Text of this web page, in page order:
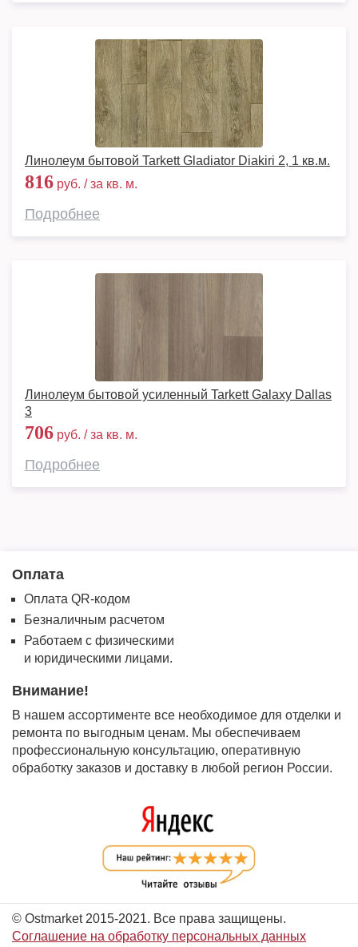
Линолеум бытовой Tarkett Gladiator Diakiri 2, 1 кв.м.
816 руб. / за кв. м.
Подробнее
Линолеум бытовой усиленный Tarkett Galaxy Dallas
3
706 руб. / за кв. м.
Подробнее
Оплата
Оплата QR-кодом
Безналичным расчетом
Работаем с физическими
и юридическими лицами.
Внимание!
В нашем ассортименте все необходимое для отделки и
ремонта по выгодным ценам. Мы обеспечиваем
профессиональную консультацию, оперативную
обработку заказов и доставку в любой регион России.
© Ostmarket 2015-2021. Все права защищены.
Соглашение на обработку персональных данных